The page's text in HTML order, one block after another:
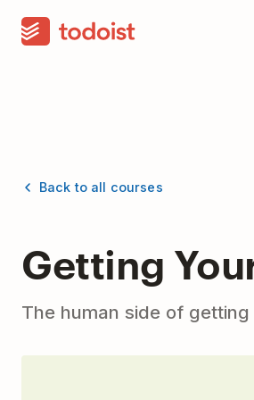
Back to all courses
Getting
The human side of